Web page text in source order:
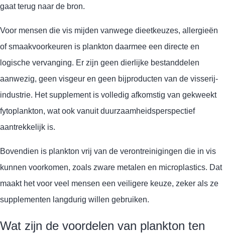
gaat terug naar de bron.
Voor mensen die vis mijden vanwege dieetkeuzes, allergieën
of smaakvoorkeuren is plankton daarmee een directe en
logische vervanging. Er zijn geen dierlijke bestanddelen
aanwezig, geen visgeur en geen bijproducten van de visserij-
industrie. Het supplement is volledig afkomstig van gekweekt
fytoplankton, wat ook vanuit duurzaamheidsperspectief
aantrekkelijk is.
Bovendien is plankton vrij van de verontreinigingen die in vis
kunnen voorkomen, zoals zware metalen en microplastics. Dat
maakt het voor veel mensen een veiligere keuze, zeker als ze
supplementen langdurig willen gebruiken.
Wat zijn de voordelen van plankton ten